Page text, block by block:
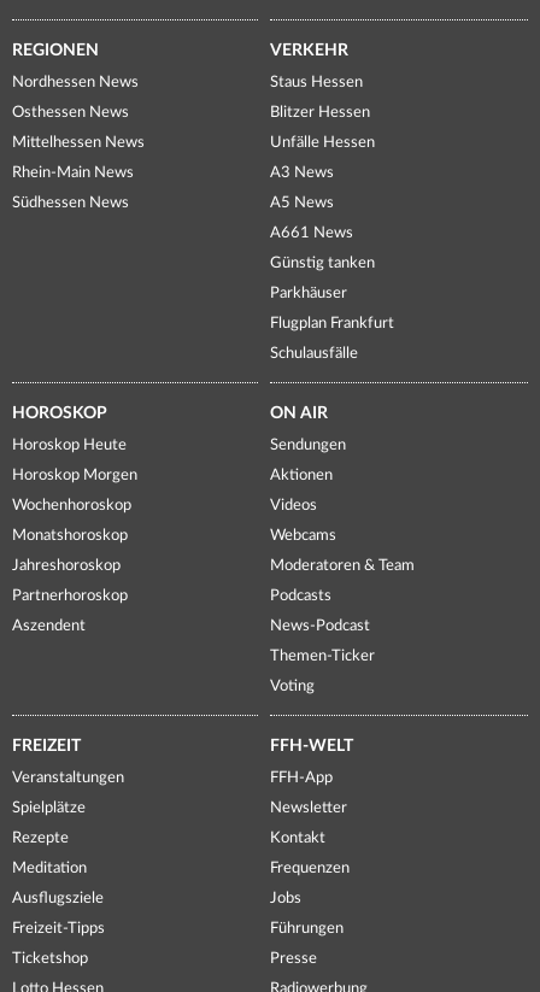
REGIONEN
Nordhessen News
Osthessen News
Mittelhessen News
Rhein-Main News
Südhessen News
VERKEHR
Staus Hessen
Blitzer Hessen
Unfälle Hessen
A3 News
A5 News
A661 News
Günstig tanken
Parkhäuser
Flugplan Frankfurt
Schulausfälle
HOROSKOP
Horoskop Heute
Horoskop Morgen
Wochenhoroskop
Monatshoroskop
Jahreshoroskop
Partnerhoroskop
Aszendent
ON AIR
Sendungen
Aktionen
Videos
Webcams
Moderatoren & Team
Podcasts
News-Podcast
Themen-Ticker
Voting
FREIZEIT
Veranstaltungen
Spielplätze
Rezepte
Meditation
Ausflugsziele
Freizeit-Tipps
Ticketshop
Lotto Hessen
FFH-WELT
FFH-App
Newsletter
Kontakt
Frequenzen
Jobs
Führungen
Presse
Radiowerbung